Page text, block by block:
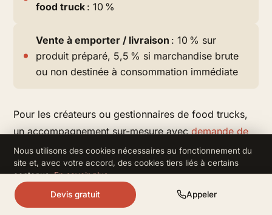
food truck : 10 %
Vente à emporter / livraison : 10 % sur
produit préparé, 5,5 % si marchandise brute
ou non destinée à consommation immédiate
Pour les créateurs ou gestionnaires de food trucks,
un accompagnement sur-mesure avecdemande de
devis spécialiséepeut optimiser la gestion de la TVA.
Restauration en livraison/dark kitchens
Les plateformes de livraison compliquent parfois la
Devis gratuit Appeler
Nous utilisons des cookies nécessaires au fonctionnement du
site et, avec votre accord, des cookies tiers liés à certains
contenus.En savoir plus.
Refuser Accepter